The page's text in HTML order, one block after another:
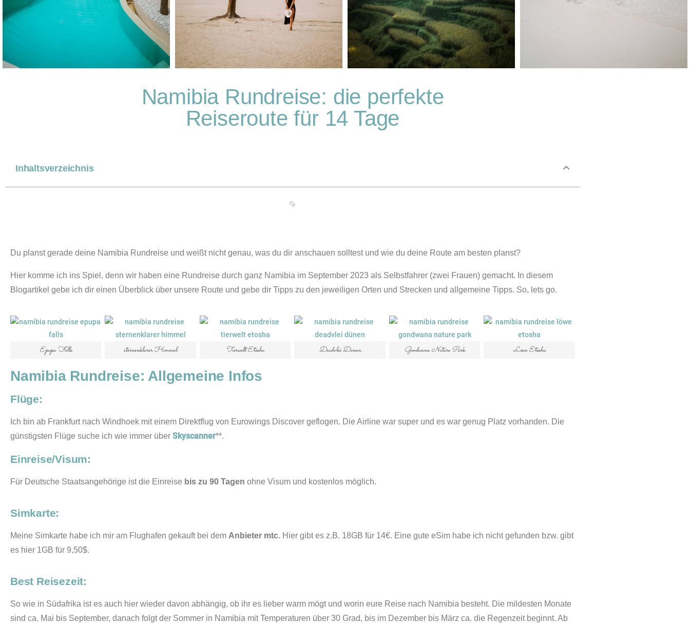
Namibia Rundreise: die perfekte
Reiseroute für 14 Tage
Inhaltsverzeichnis
Du planst gerade deine Namibia Rundreise und weißt nicht genau, was du dir anschauen solltest und wie du deine Route am besten planst?
Hier komme ich ins Spiel, denn wir haben eine Rundreise durch ganz Namibia im September 2023 als Selbstfahrer (zwei Frauen) gemacht. In diesem
Blogartikel gebe ich dir einen Überblick über unsere Route und gebe dir Tipps zu den jeweiligen Orten und Strecken und allgemeine Tipps. So, lets go.
Epupa Falls sternenklarer Himmel Tierwelt Etosha Deadvlei Dünen Gondwana Nature Park Löwe Etosha
Namibia Rundreise: Allgemeine Infos
Flüge:
Ich bin ab Frankfurt nach Windhoek mit einem Direktflug von Eurowings Discover geflogen. Die Airline war super und es war genug Platz vorhanden. Die
günstigsten Flüge suche ich wie immer über Skyscanner**.
Einreise/Visum:
Für Deutsche Staatsangehörige ist die Einreise bis zu 90 Tagen ohne Visum und kostenlos möglich.
Simkarte:
Meine Simkarte habe ich mir am Flughafen gekauft bei dem Anbieter mtc. Hier gibt es z.B. 18GB für 14€. Eine gute eSim habe ich nicht gefunden bzw. gibt
es hier 1GB für 9,50$.
Best Reisezeit:
So wie in Südafrika ist es auch hier wieder davon abhängig, ob ihr es lieber warm mögt und worin eure Reise nach Namibia besteht. Die mildesten Monate
sind ca. Mai bis September, danach folgt der Sommer in Namibia mit Temperaturen über 30 Grad, bis im Dezember bis März ca. die Regenzeit beginnt. Ab